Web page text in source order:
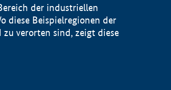
der industriellen
diese Beispielregionen der
verorten sind, zeigt diese